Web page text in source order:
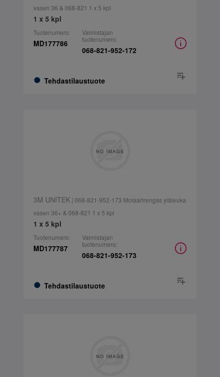
vasen 36 & 068-821 1 x 5 kpl
1 x 5 kpl
Tuotenumero:
MD177786
Tehdastilaustuote
Valmistajan
tuotenumero:
068-821-952-172
3M UNITEK| 068-821-952-173 Molaarirengas yläleuka
vasen 36+ & 068-821 1 x 5 kpl
1 x 5 kpl
Tuotenumero:
MD177787
Tehdastilaustuote
Valmistajan
tuotenumero:
068-821-952-173